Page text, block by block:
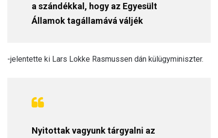
a szándékkal, hogy az Egyesült
Államok tagállamává váljék
-jelentette ki Lars Lokke Rasmussen dán külügyminiszter.
Nyitottak vagyunk tárgyalni az